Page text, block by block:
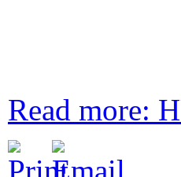
Read more: